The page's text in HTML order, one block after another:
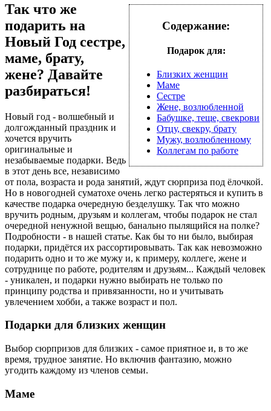
Содержание:
Подарок для:
Близких женщин
Маме
Сестре
Жене, возлюбленной
Бабушке, теще, свекрови
Отцу, свекру, брату
Мужу, возлюбленному
Коллегам по работе
Так что же
подарить на
Новый Год сестре,
маме, брату,
жене? Давайте
разбираться!
Новый год - волшебный и
долгожданный праздник и
хочется вручить
оригинальные и
незабываемые подарки. Ведь
в этот день все, независимо
от пола, возраста и рода занятий, ждут сюрприза под ёлочкой.
Но в новогодней суматохе очень легко растеряться и купить в
качестве подарка очередную безделушку. Так что можно
вручить родным, друзьям и коллегам, чтобы подарок не стал
очередной ненужной вещью, банально пылящийся на полке?
Подробности - в нашей статье. Как бы то ни было, выбирая
подарки, придётся их рассортировывать. Так как невозможно
подарить одно и то же мужу и, к примеру, коллеге, жене и
сотруднице по работе, родителям и друзьям... Каждый человек
- уникален, и подарки нужно выбирать не только по
принципу родства и привязанности, но и учитывать
увлечением хобби, а также возраст и пол.
Подарки для близких женщин
Выбор сюрпризов для близких - самое приятное и, в то же
время, трудное занятие. Но включив фантазию, можно
угодить каждому из членов семьи.
Маме